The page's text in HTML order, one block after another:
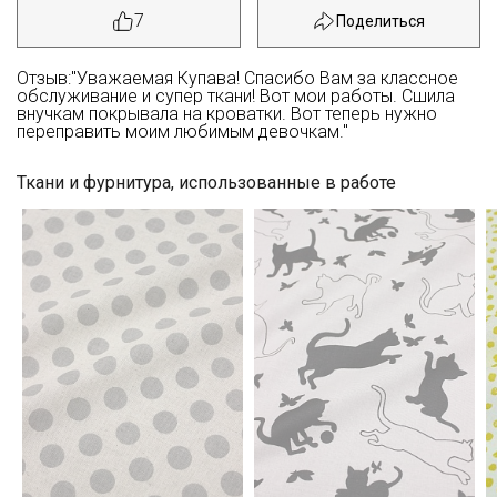
7
Отзыв:"Уважаемая Купава! Спасибо Вам за классное
обслуживание и супер ткани! Вот мои работы. Сшила
внучкам покрывала на кроватки. Вот теперь нужно
переправить моим любимым девочкам."
Ткани и фурнитура, использованные в работе
Секретная рассылка от Купава